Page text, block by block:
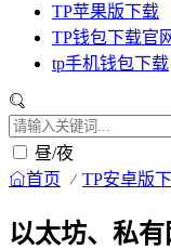
TP苹果版下载
TP钱包下载官
tp手机钱包下载
昼/夜
首页 TP安卓版
以太坊、私